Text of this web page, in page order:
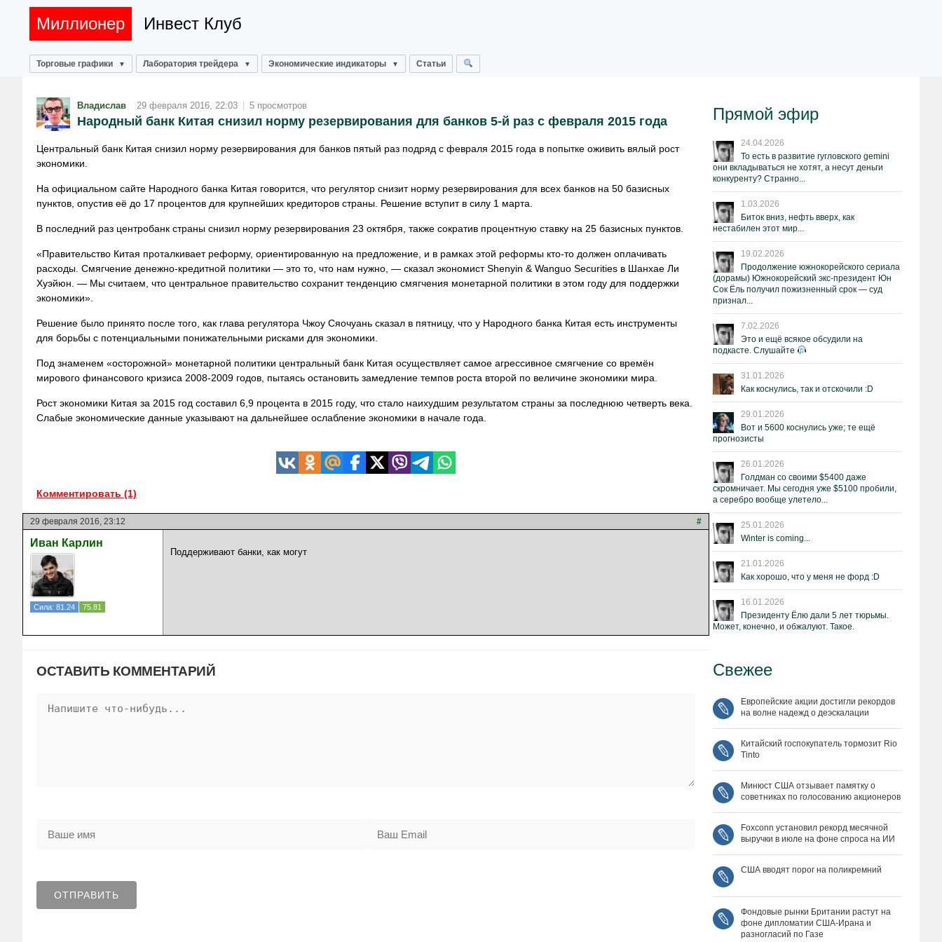
Миллионер Инвест Клуб
Торговые графики Лаборатория трейдера Экономические индикаторы Статьи
Владислав 29 февраля 2016, 22:03 | 5 просмотров
Народный банк Китая снизил норму резервирования для банков 5-й раз с февраля 2015 года
Центральный банк Китая снизил норму резервирования для банков пятый раз подряд с февраля 2015 года в попытке оживить вялый рост
экономики.
На официальном сайте Народного банка Китая говорится, что регулятор снизит норму резервирования для всех банков на 50 базисных
пунктов, опустив её до 17 процентов для крупнейших кредиторов страны. Решение вступит в силу 1 марта.
В последний раз центробанк страны снизил норму резервирования 23 октября, также сократив процентную ставку на 25 базисных пунктов.
«Правительство Китая проталкивает реформу, ориентированную на предложение, и в рамках этой реформы кто-то должен оплачивать
расходы. Смягчение денежно-кредитной политики — это то, что нам нужно, — сказал экономист Shenyin & Wanguo Securities в Шанхае Ли
Хуэйюн. — Мы считаем, что центральное правительство сохранит тенденцию смягчения монетарной политики в этом году для поддержки
экономики».
Решение было принято после того, как глава регулятора Чжоу Сяочуань сказал в пятницу, что у Народного банка Китая есть инструменты
для борьбы с потенциальными понижательными рисками для экономики.
Под знаменем «осторожной» монетарной политики центральный банк Китая осуществляет самое агрессивное смягчение со времён
мирового финансового кризиса 2008-2009 годов, пытаясь остановить замедление темпов роста второй по величине экономики мира.
Рост экономики Китая за 2015 год составил 6,9 процента в 2015 году, что стало наихудшим результатом страны за последнюю четверть века.
Слабые экономические данные указывают на дальнейшее ослабление экономики в начале года.
Комментировать (1)
29 февраля 2016, 23:12 #
Иван Карлин
Сила: 81.24 75.81
Поддерживают банки, как могут
ОСТАВИТЬ КОММЕНТАРИЙ
Прямой эфир
24.04.2026
То есть в развитие гугловского gemini
они вкладываться не хотят, а несут деньги
конкуренту? Странно...
1.03.2026
Биток вниз, нефть вверх, как
нестабилен этот мир...
19.02.2026
Продолжение южнокорейского сериала
(дорамы) Южнокорейский экс-президент Юн
Сок Ёль получил пожизненный срок — суд
признал...
7.02.2026
Это и ещё всякое обсудили на
подкасте. Слушайте
31.01.2026
Как коснулись, так и отскочили :D
29.01.2026
Вот и 5600 коснулись уже; те ещё
прогнозисты
26.01.2026
Голдман со своими $5400 даже
скромничает. Мы сегодня уже $5100 пробили,
а серебро вообще улетело...
25.01.2026
Winter is coming...
21.01.2026
Как хорошо, что у меня не форд :D
16.01.2026
Президенту Ёлю дали 5 лет тюрьмы.
Может, конечно, и обжалуют. Такое.
Свежее
Европейские акции достигли рекордов
на волне надежд о деэскалации
Китайский госпокупатель тормозит Rio
Tinto
Минюст США отзывает памятку о
советниках по голосованию акционеров
Foxconn установил рекорд месячной
выручки в июле на фоне спроса на ИИ
США вводят порог на поликремний
Фондовые рынки Британии растут на
фоне дипломатии США‑Ирана и
разногласий по Газе